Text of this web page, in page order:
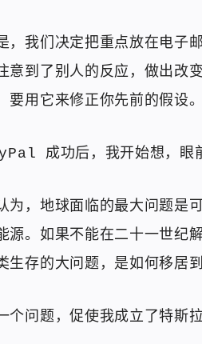
，我们决定把重点放在电
意到了别人的反应，做出改
要用它来修正你先前的假设
成功后，我开始想，眼
为，地球面临的最大问题是
源。如果不能在二十一世纪
生存的大问题，是如何移居
个问题，促使我成立了特